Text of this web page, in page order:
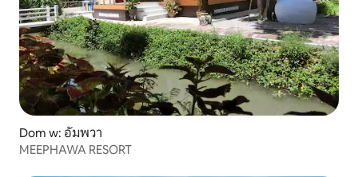
Dom w: อัมพวา
MEEPHAWA RESORT